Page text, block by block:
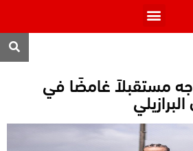
مستقبلاً غامضًا في